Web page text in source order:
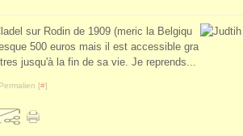
sur Rodin de 1909 (meric la Belgiqu
500 euros mais il est accessible gra
jusqu'à la fin de sa vie. Je reprends...
[#]